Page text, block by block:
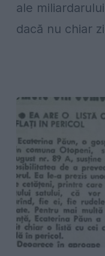
ale
dacă nu chiar